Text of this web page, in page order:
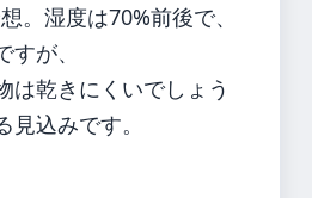
。湿度は70%前後で、
が、
は乾きにくいでしょう
込みです。